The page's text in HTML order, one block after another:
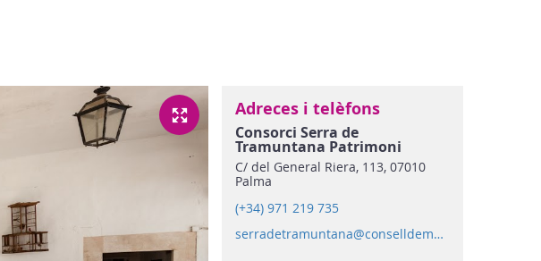
Adreces i telèfons
Consorci Serra de
Tramuntana Patrimoni
Mundial
C/ del General Riera, 113, 07010
Palma
(+34) 971 219 735
serradetramuntana@conselldemallorca.net